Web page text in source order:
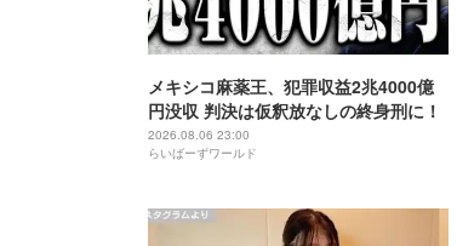
メキシコ麻薬王、犯罪収益2兆4000億
円没収 判決は仮釈放なしの終身刑に！
2026.08.06 23:00
らいばーずワールド